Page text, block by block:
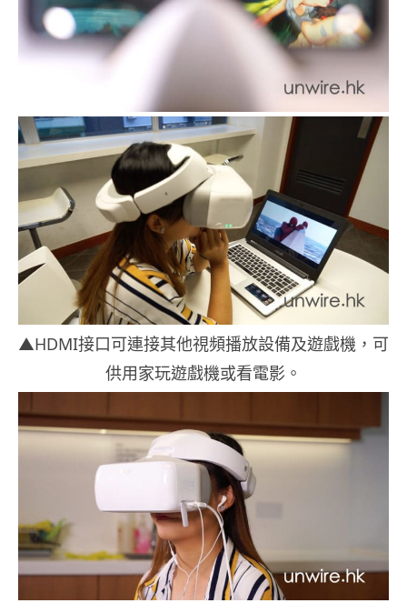
▲HDMI接口可連接其他視頻播放設備及遊戲機，可
供用家玩遊戲機或看電影。